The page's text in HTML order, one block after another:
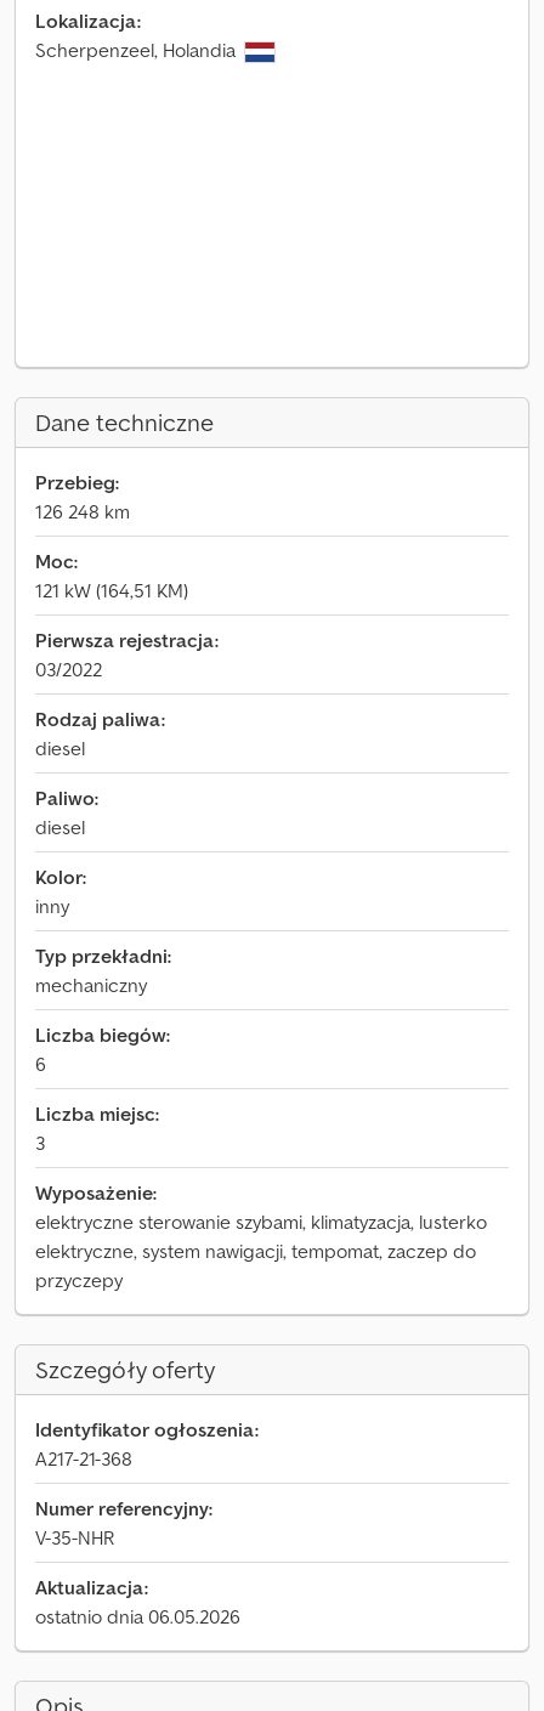
Lokalizacja:
Scherpenzeel, Holandia
Dane techniczne
Przebieg:
126 248 km
Moc:
121 kW (164,51 KM)
Pierwsza rejestracja:
03/2022
Rodzaj paliwa:
diesel
Paliwo:
diesel
Kolor:
inny
Typ przekładni:
mechaniczny
Liczba biegów:
6
Liczba miejsc:
3
Wyposażenie:
elektryczne sterowanie szybami, klimatyzacja, lusterko
elektryczne, system nawigacji, tempomat, zaczep do
przyczepy
Szczegóły oferty
Identyfikator ogłoszenia:
A217-21-368
Numer referencyjny:
V-35-NHR
Aktualizacja:
ostatnio dnia 06.05.2026